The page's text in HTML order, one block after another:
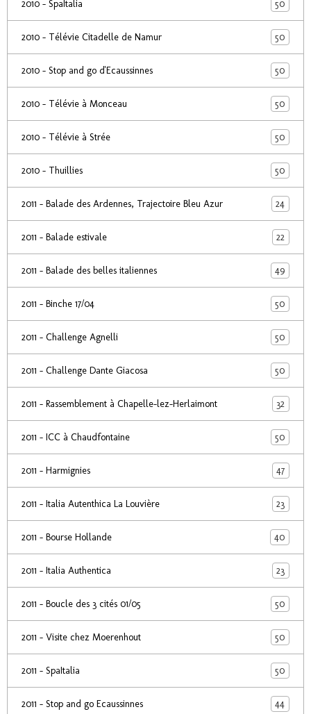
2010 - SpaItalia 50
2010 - Télévie Citadelle de Namur 50
2010 - Stop and go d'Ecaussinnes 50
2010 - Télévie à Monceau 50
2010 - Télévie à Strée 50
2010 - Thuillies 50
2011 - Balade des Ardennes, Trajectoire Bleu Azur 24
2011 - Balade estivale 22
2011 - Balade des belles italiennes 49
2011 - Binche 17/04 50
2011 - Challenge Agnelli 50
2011 - Challenge Dante Giacosa 50
2011 - Rassemblement à Chapelle-lez-Herlaimont 32
2011 - ICC à Chaudfontaine 50
2011 - Harmignies 47
2011 - Italia Autenthica La Louvière 23
2011 - Bourse Hollande 40
2011 - Italia Authentica 23
2011 - Boucle des 3 cités 01/05 50
2011 - Visite chez Moerenhout 50
2011 - SpaItalia 50
2011 - Stop and go Ecaussinnes 44